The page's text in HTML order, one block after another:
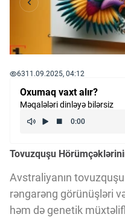
İnnovasiya və
Robot və Cihazlar
Kriptovalyuta
ÇƏRƏZLƏR SİYASƏTİ
İSTIFADƏ ŞƏRTLƏRİ
6311.09.2025, 04:12
Oxumaq vaxt alır?
Məqalələri dinləyə bilərsiz
Tovuzquşu
Avstraliyanın
rəngarəng görünüşləri
həm də genetik